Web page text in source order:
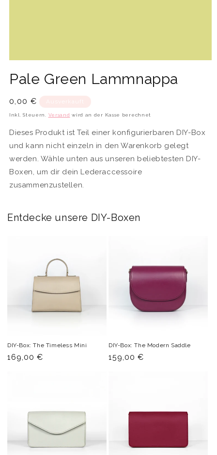
in
Modal
Pale Green Lammnappa
Normaler
Preis
0,00 €
Inkl. Steuern. Versand wird an der Kasse berechnet
Dieses Produkt ist Teil einer konfigurierbaren DIY-Box
und kann nicht einzeln in den Warenkorb gelegt
werden. Wähle unten aus unseren beliebtesten DIY-
Boxen, um dir dein Lederaccessoire
zusammenzustellen.
Entdecke unsere DIY-Boxen
DIY-Box: The Timeless Mini
Normaler
169,00 €
DIY-Box: The Modern Saddle
Normaler
159,00 €